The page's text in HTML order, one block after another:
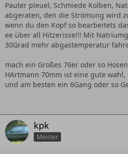
Pauter pleuel, Schmiede Kolben,
abgeraten, den die Strömung wird
wenn du den Kopf so bearbeitets
ee über all Hitzerisse!!! Mit
30Grad mehr abgastemperatur
mach ein Großes 76er oder so
HArtmann 70mm ist eine gute
und am besten ein 6Gang oder so
kpk
Meister